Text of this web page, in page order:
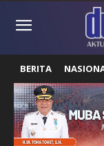
BERITA